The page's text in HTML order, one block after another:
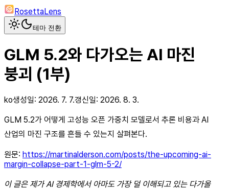
RosettaLens
테마 전환
GLM 5.2와 다가오는 AI 마진
붕괴 (1부)
ko생성일: 2026. 7. 7.갱신일: 2026. 8. 3.
GLM 5.2가 어떻게 고성능 오픈 가중치 모델로서 추론 비용과 AI
산업의 마진 구조를 흔들 수 있는지 살펴본다.
원문: https://martinalderson.com/posts/the-upcoming-ai-
margin-collapse-part-1-glm-5-2/
이 글은 제가 AI 경제학에서 아마도 가장 덜 이해되고 있는 다가올